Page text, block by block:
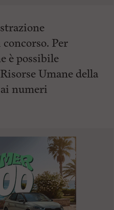
Per
è possibile
Umane della
numeri